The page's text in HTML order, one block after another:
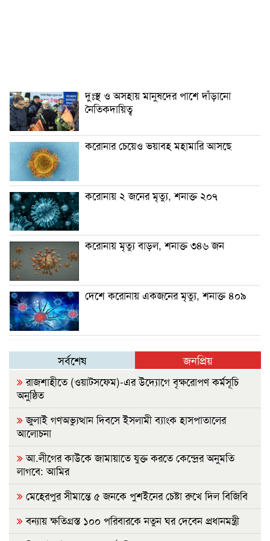
দুঃস্থ ও অসহায় মানুষদের পাশে দাঁড়ানো
নৈতিকদায়িত্ব
করোনার চেয়েও ভয়াবহ মহামারি আসছে
করোনায় ২ জনের মৃত্যু, শনাক্ত ২০৭
করোনায় মৃত্যু বাড়ল, শনাক্ত ৩৪৬ জন
দেশে করোনায় একজনের মৃত্যু, শনাক্ত ৪০৯
সর্বশেষ জনপ্রিয়
রাজশাহীতে (ওয়াটসফেম)-এর উদ্যোগে বৃক্ষরোপণ কর্মসূচি
অনুষ্ঠিত
জুলাই গণঅভ্যুত্থান দিবসে ইসলামী ব্যাংক হাসপাতালের
আলোচনা
আ.লীগের কাউকে জামায়াতে যুক্ত করতে কেন্দ্রের অনুমতি
লাগবে: আমির
মেহেরপুর সীমান্তে ৫ জনকে পুশইনের চেষ্টা রুখে দিল বিজিবি
বন্যায় ক্ষতিগ্রস্ত ১০০ পরিবারকে নতুন ঘর দেবেন প্রধানমন্ত্রী